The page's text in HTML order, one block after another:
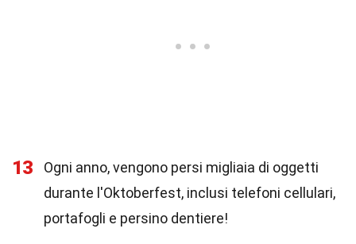
13
Ogni anno, vengono persi migliaia di oggetti
durante l'Oktoberfest, inclusi telefoni cellulari,
portafogli e persino dentiere!